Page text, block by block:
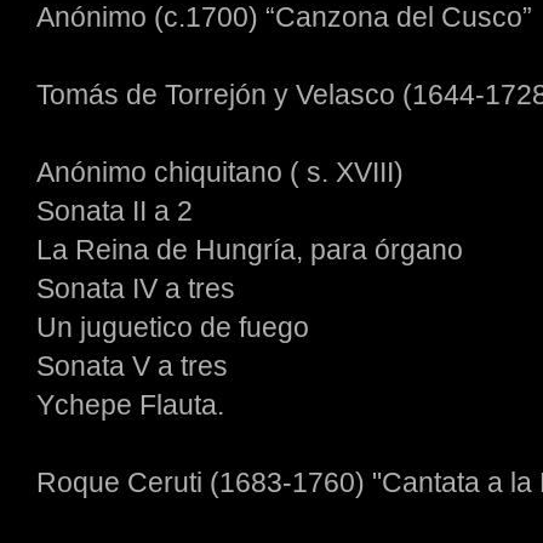
Anónimo (c.1700) “Canzona del Cusco”
Tomás de Torrejón y Velasco (1644-
Anónimo chiquitano ( s. XVIII)
Sonata II a 2
La Reina de Hungría, para órgano
Sonata IV a tres
Un juguetico de fuego
Sonata V a tres
Ychepe Flauta.
Roque Ceruti (1683-1760) "Cantata a la